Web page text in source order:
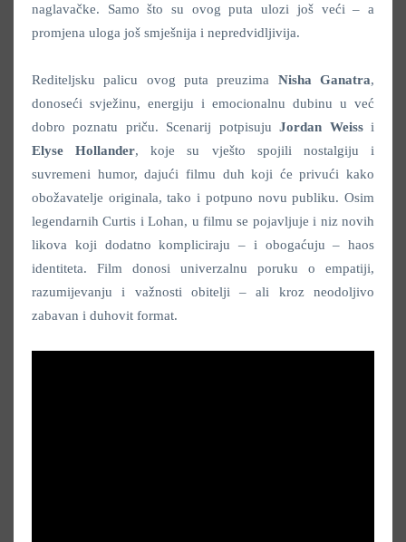
naglavačke. Samo što su ovog puta ulozi još veći – a
promjena uloga još smješnija i nepredvidljivija.
Rediteljsku palicu ovog puta preuzima Nisha Ganatra,
donoseći svježinu, energiju i emocionalnu dubinu u već
dobro poznatu priču. Scenarij potpisujuJordan Weissi
Elyse Hollander, koje su vješto spojili nostalgiju i
suvremeni humor, dajući filmu duh koji će privući kako
obožavatelje originala, tako i potpuno novu publiku. Osim
legendarnih Curtis i Lohan, u filmu se pojavljuje i niz novih
likova koji dodatno kompliciraju – i obogaćuju – haos
identiteta. Film donosi univerzalnu poruku o empatiji,
razumijevanju i važnosti obitelji – ali kroz neodoljivo
zabavan i duhovit format.